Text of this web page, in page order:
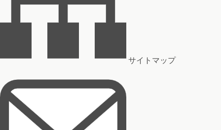
サイトマップ